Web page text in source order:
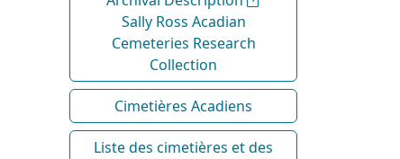
Sally Ross Acadian
Cemeteries Research
Collection
Cimetières Acadiens
Liste des cimetières et des